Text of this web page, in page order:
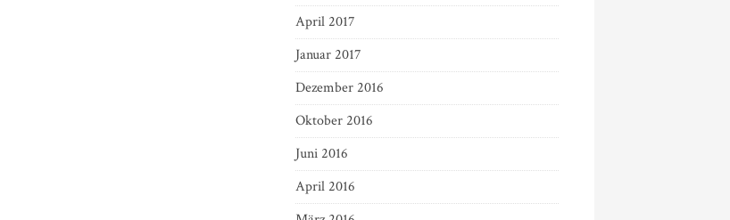
April 2017
Januar 2017
Dezember 2016
Oktober 2016
Juni 2016
April 2016